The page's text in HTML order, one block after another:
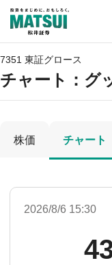
7351 東証グロース
チャート： グ
株価 チャート
2026/8/6 15:30